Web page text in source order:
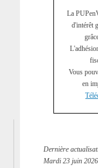
La
d'intérêt
Vous
en
Dernière
Mardi 23 juin 2026